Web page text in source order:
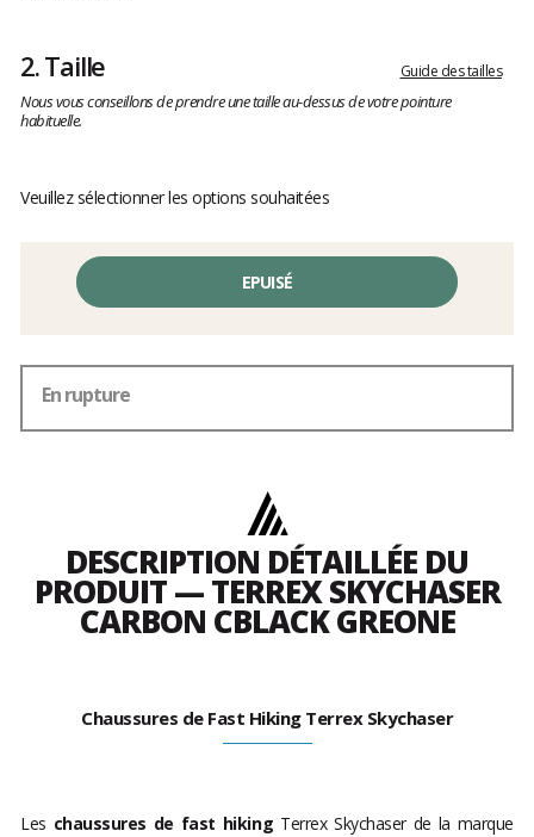
2.Taille Guide des tailles
Nous vous conseillons de prendre une taille au-dessus de votre pointure
habituelle.
Veuillez sélectionner les options souhaitées
EPUISÉ
En rupture
DESCRIPTION DÉTAILLÉE DU
PRODUIT — TERREX SKYCHASER
CARBON CBLACK GREONE
Chaussures de Fast Hiking Terrex Skychaser
Les chaussures de fast hiking Terrex Skychaser de la marque